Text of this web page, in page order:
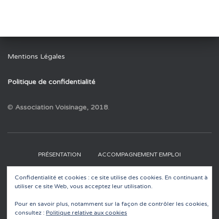
Mentions Légales
Politique de confidentialité
© Association Voisinage, 2018.
PRÉSENTATION ACCOMPAGNEMENT EMPLOI
RECYCLERIES EDUCATION À L’ENVIRONNEMENT
ACTUALITÉS CONTACT
Confidentialité et cookies : ce site utilise des cookies. En continuant à
utiliser ce site Web, vous acceptez leur utilisation.
Pour en savoir plus, notamment sur la façon de contrôler les cookies,
consultez : Politique relative aux cookies